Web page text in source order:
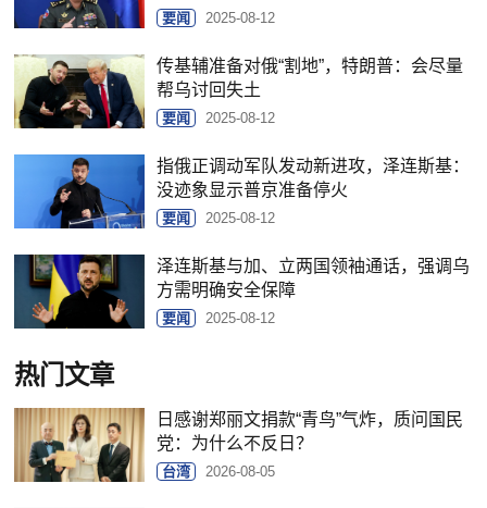
要闻 2025-08-12
传基辅准备对俄“割地”，特朗普：会尽量
帮乌讨回失土
要闻 2025-08-12
指俄正调动军队发动新进攻，泽连斯基：
没迹象显示普京准备停火
要闻 2025-08-12
泽连斯基与加、立两国领袖通话，强调乌
方需明确安全保障
要闻 2025-08-12
热门文章
日感谢郑丽文捐款“青鸟”气炸，质问国民
党：为什么不反日？
台湾 2026-08-05